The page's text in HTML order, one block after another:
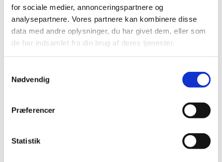
for sociale medier, annonceringspartnere og
analysepartnere. Vores partnere kan kombinere disse
data med andre oplysninger, du har givet dem, eller som
de har indsamlet fra din brug af deres tjenester.
Nødvendig
Præferencer
Statistik
Telefontider
mandag 08:00 – 16:00
08:00 – 13:00
torsdag 09:00 – 16:30